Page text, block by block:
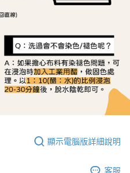
顯示電腦版詳細說明
客服